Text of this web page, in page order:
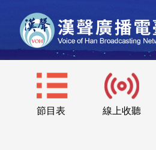
節目表 線上收聽